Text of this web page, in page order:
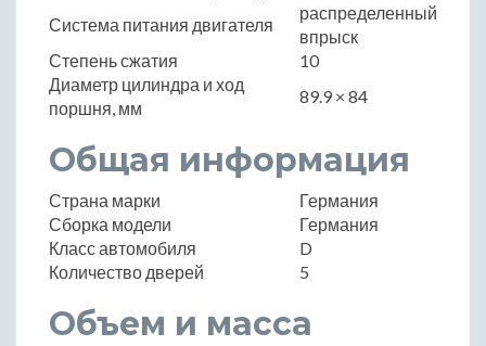
Система питания двигателя
распределенный
впрыск
Степень сжатия
10
Диаметр цилиндра и ход
поршня, мм
89.9 × 84
Общая информация
Страна марки
Германия
Сборка модели
Германия
Класс автомобиля
D
Количество дверей
5
Объем и масса